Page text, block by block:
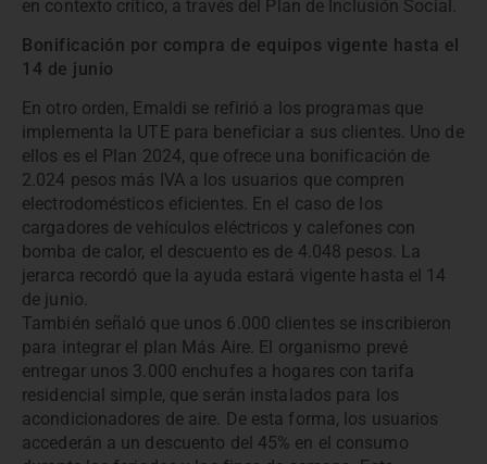
en contexto crítico, a través del Plan de Inclusión Social.
Bonificación por compra de equipos vigente hasta el
14 de junio
En otro orden, Emaldi se refirió a los programas que
implementa la UTE para beneficiar a sus clientes. Uno de
ellos es el Plan 2024, que ofrece una bonificación de
2.024 pesos más IVA a los usuarios que compren
electrodomésticos eficientes. En el caso de los
cargadores de vehículos eléctricos y calefones con
bomba de calor, el descuento es de 4.048 pesos. La
jerarca recordó que la ayuda estará vigente hasta el 14
de junio.
También señaló que unos 6.000 clientes se inscribieron
para integrar el plan Más Aire. El organismo prevé
entregar unos 3.000 enchufes a hogares con tarifa
residencial simple, que serán instalados para los
acondicionadores de aire. De esta forma, los usuarios
accederán a un descuento del 45% en el consumo